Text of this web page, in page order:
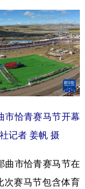
游
乡村振兴
市恰青赛马节开幕
记者 姜帆 摄
曲市恰青赛马节在
次赛马节包含体育